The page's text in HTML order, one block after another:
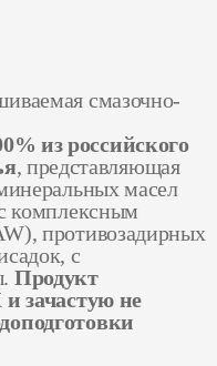
смазочно-
из российского
, представляющая
масел
комплексным
противозадирных
с
Продукт
зачастую не